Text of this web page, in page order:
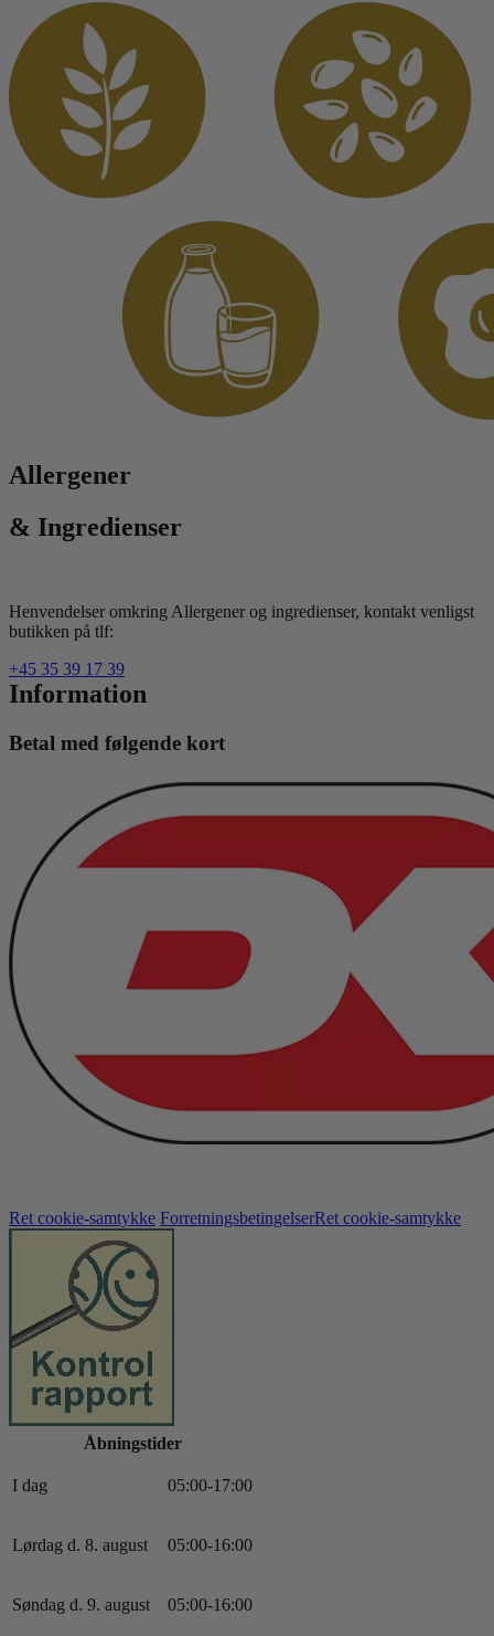
Allergener
& Ingredienser
Henvendelser omkring Allergener og ingredienser, kontakt venligst
butikken på tlf:
+45 35 39 17 39
Information
Betal med følgende kort
Ret cookie-samtykke ForretningsbetingelserRet cookie-samtykke
Åbningstider
I dag 05:00-17:00
Lørdag d. 8. august 05:00-16:00
Søndag d. 9. august 05:00-16:00